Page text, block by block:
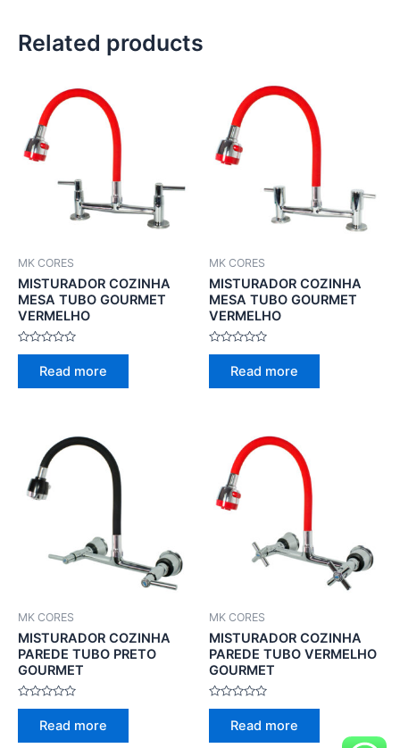
Related products
MK CORES
MISTURADOR COZINHA
MESA TUBO GOURMET
VERMELHO
Rated
Read more
MK CORES
MISTURADOR COZINHA
MESA TUBO GOURMET
VERMELHO
Rated
Read more
MK CORES
MISTURADOR COZINHA
PAREDE TUBO PRETO
GOURMET
Rated
Read more
MK CORES
MISTURADOR COZINHA
PAREDE TUBO VERMELHO
GOURMET
Rated
Read more